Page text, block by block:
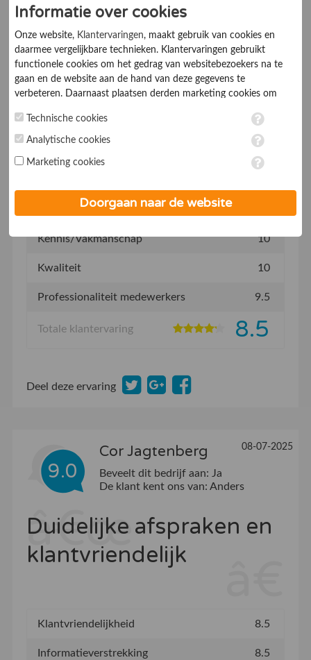
Klantvriendelijkheid 10
Informatieverstrekking 8.0
Prijs 8.0
Afspraken nakomen 10
Snelheid/Levertijd
Kennis/Vakmanschap 10
Kwaliteit 10
Professionaliteit medewerkers 9.5
Totale klantervaring 8.5
Deel deze ervaring
9.0
Cor Jagtenberg 08-07-2025
Beveelt dit bedrijf aan: Ja
De klant kent ons van: Anders
Duidelijke afspraken en
klantvriendelijk
Klantvriendelijkheid 8.5
Informatieverstrekking 8.5
Informatie over cookies
Onze website, Klantervaringen, maakt gebruik van cookies en
daarmee vergelijkbare technieken. Klantervaringen gebruikt
functionele cookies om het gedrag van websitebezoekers na te
gaan en de website aan de hand van deze gegevens te
verbeteren. Daarnaast plaatsen derden marketing cookies om
marketing cookies worden persoonsgegevens verwerkt. Je geeft
toestemming voor deze verwerking wanneer je hieronder een
op ieder moment aanpassen in de
. Lees voor meer
Technische cookies
Analytische cookies
Marketing cookies
Doorgaan naar de website